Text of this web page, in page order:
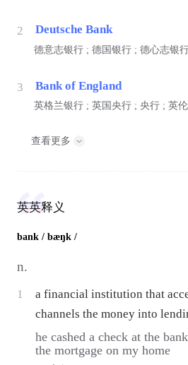
2 Deutsche Bank
德意志银行 ; 德国银行 ; 德心志银
3 Bank of England
英格兰银行 ; 英国央行 ; 央行 ; 英
查看更多
英英释义
bank / bæŋk /
n.
1
a financial institution that
channels the money into
he cashed a check at the
the mortgage on my home